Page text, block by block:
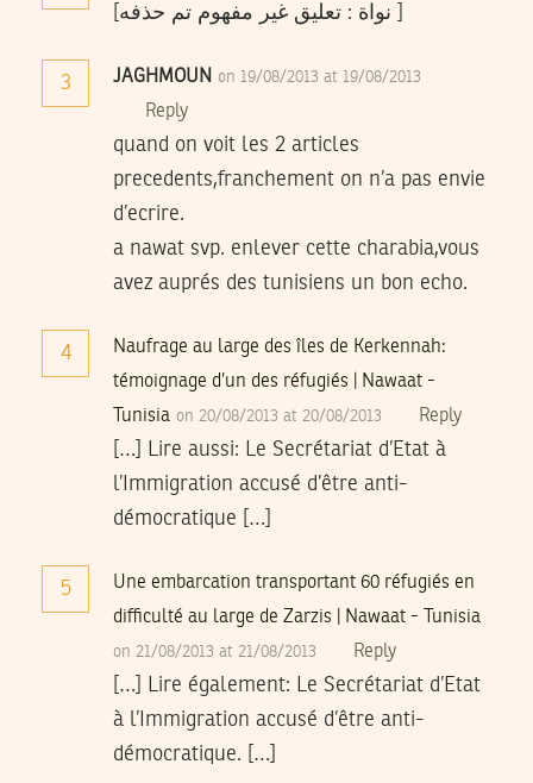
3 JAGHMOUN on 19/08/2013 at 19/08/2013
Reply
quand on voit les 2 articles
precedents,franchement on n’a pas envie
d’ecrire.
a nawat svp. enlever cette charabia,vous
avez auprés des tunisiens un bon echo.
4
Naufrage au large des îles de Kerkennah:
témoignage d’un des réfugiés | Nawaat -
Tunisia on 20/08/2013 at 20/08/2013 Reply
[…] Lire aussi: Le Secrétariat d’Etat à
l’Immigration accusé d’être anti-
démocratique […]
5
Une embarcation transportant 60 réfugiés en
difficulté au large de Zarzis | Nawaat - Tunisia
on 21/08/2013 at 21/08/2013 Reply
[…] Lire également: Le Secrétariat d’Etat
à l’Immigration accusé d’être anti-
démocratique. […]